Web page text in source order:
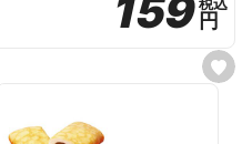
s
e
159
159税込
税込
円
円